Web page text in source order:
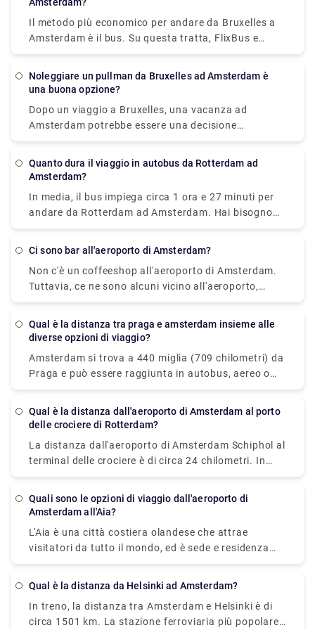
impiegano 2 ore e 45 minuti per raggiungere
Amsterdam.
Il metodo più economico per andare da Bruxelles a
Amsterdam è il bus. Su questa tratta, FlixBus e
BlaBaBus offrono biglietti dell'autobus
regolari impiegano dalle 3 alle 4 ore e mezza per
impiegano 2 ore e 45 minuti per raggiungere
Amsterdam.
Noleggiare un pullman da Bruxelles ad Amsterdam è
una buona opzione?
Dopo un viaggio a Bruxelles, una vacanza ad
Amsterdam potrebbe essere una decisione
fantastica. Desideri andare ad Amsterdam in tutta
autobus offrono un'esperienza senza problemi e
divertimento di qualsiasi viaggio. È più strutturato,
divertente, interessante e sicuro viaggiare in
affidabile.
Quanto dura il viaggio in autobus da Rotterdam ad
Amsterdam?
In media, il bus impiega circa 1 ora e 27 minuti per
andare da Rotterdam ad Amsterdam. Hai bisogno
dei servizi di un trasferimento privato a Rotterdam?
aeroportuali in tutti i Paesi Bassi e viaggi d'affari,
possiamo fornire trasferimenti per la tua festa in
arrivo ad Amsterdam. Per ogni occasione, la nostra
flotta sarà a tua disposizione.
Ci sono bar all'aeroporto di Amsterdam?
Non c'è un coffeeshop all'aeroporto di Amsterdam.
Tuttavia, ce ne sono alcuni vicino all'aeroporto,
come Coffeeshop Superfly o Coffeeshop Ruthless
minuti di anticipo, potresti visitare uno di questi
Qual è la distanza tra praga e amsterdam insieme alle
diverse opzioni di viaggio?
Amsterdam si trova a 440 miglia (709 chilometri) da
Praga e può essere raggiunta in autobus, aereo o
treno. Se il tempo è fondamentale, un volo della
ma, se il costo è più importante, un autobus con
AGENZIA STUDENTI k. S. EasyJet o Deutsche Bahn
con collegamento sono tra le compagnie di viaggio
Amsterdam, i viaggiatori possono prendere un
autobus diretto, un aereo o un treno.
Qual è la distanza dall'aeroporto di Amsterdam al porto
delle crociere di Rotterdam?
La distanza dall'aeroporto di Amsterdam Schiphol al
terminal delle crociere è di circa 24 chilometri. In
condizioni di traffico normale, il viaggio dovrebbe
Amsterdam a Rotterdam, hai due alternative di
per raggiungere il porto delle crociere è prendere un
taxi dall'aeroporto. La corsa in taxi costerà circa
alla tua posizione.
Quali sono le opzioni di viaggio dall'aeroporto di
Amsterdam all'Aia?
L'Aia è una città costiera olandese che attrae
visitatori da tutto il mondo, ed è sede e residenza
del governo nazionale olandese e della famiglia
Amsterdam e vuoi raggiungere L'Aia, hai due opzioni:
un taxi o un treno. Il mezzo di trasporto più
conveniente dall'aeroporto di Amsterdam all'Aia è
Qual è la distanza da Helsinki ad Amsterdam?
In treno, la distanza tra Amsterdam e Helsinki è di
circa 1501 km. La stazione ferroviaria più popolare